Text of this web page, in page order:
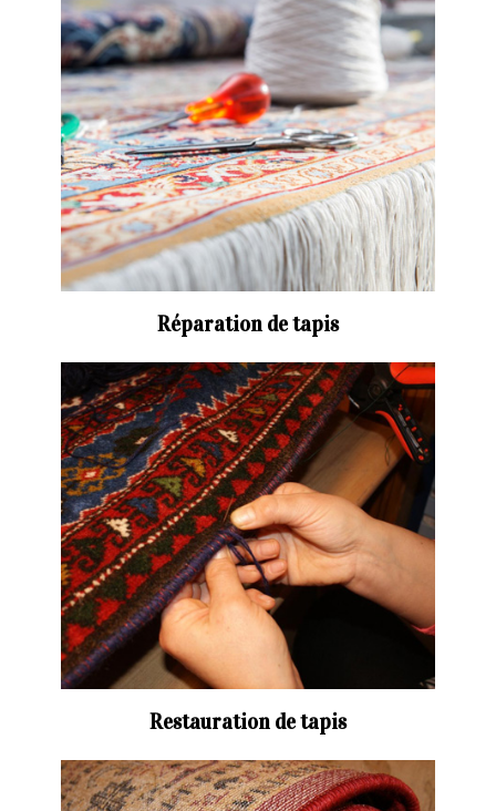
Réparation de tapis
Restauration de tapis